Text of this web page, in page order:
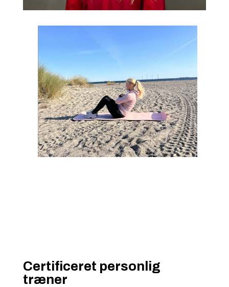
Certificeret personlig
træner